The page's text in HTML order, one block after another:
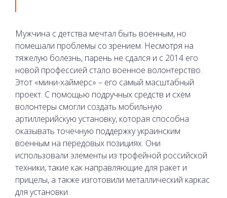
Мужчина с детства мечтал быть военным, но
помешали проблемы со зрением. Несмотря на
тяжелую болезнь, парень не сдался и с 2014 его
новой профессией стало военное волонтерство.
Этот «мини-хаймерс» – его самый масштабный
проект. С помощью подручных средств и схем
волонтеры смогли создать мобильную
артиллерийскую установку, которая способна
оказывать точечную поддержку украинским
военным на передовых позициях. Они
использовали элементы из трофейной российской
техники, такие как направляющие для ракет и
прицелы, а также изготовили металлический каркас
для установки.